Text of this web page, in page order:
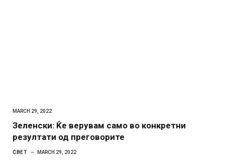
MARCH 29, 2022
Зеленски: Ќе верувам само во конкретни
резултати од преговорите
СВЕТ MARCH 29, 2022